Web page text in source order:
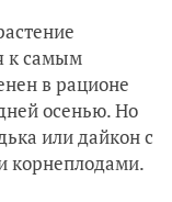
к самым
в рационе
осенью. Но
или дайкон с
корнеплодами.